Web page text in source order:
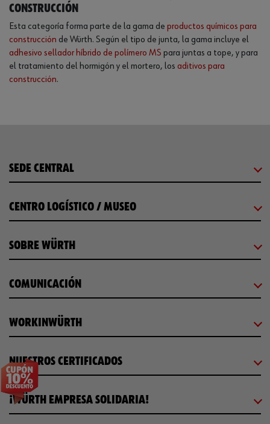
construcción
Esta categoría forma parte de la gama de productos químicos para
construcción de Würth. Según el tipo de junta, la gama incluye el
adhesivo sellador híbrido de polímero MS para juntas a tope, y para
el tratamiento del hormigón y el mortero, los aditivos para
construcción.
SEDE CENTRAL
CENTRO LOGÍSTICO / MUSEO
SOBRE WÜRTH
COMUNICACIÓN
WORKINWÜRTH
NUESTROS CERTIFICADOS
¡WÜRTH EMPRESA SOLIDARIA!